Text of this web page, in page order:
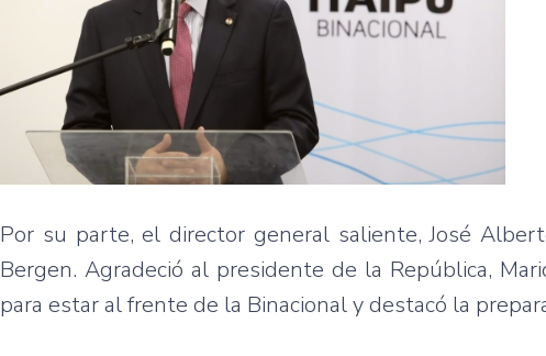
Por su parte, el director general saliente, José
Bergen. Agradeció al presidente de la República,
para estar al frente de la Binacional y destacó la